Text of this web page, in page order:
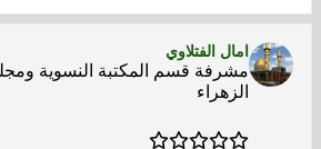
امال الفتلاوي
مشرفة قسم المكتبة النسوية
الزهراء